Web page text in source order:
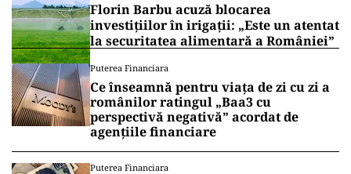
Florin Barbu acuză blocarea
investițiilor în irigații: „Este un atentat
la securitatea alimentară a României”
Puterea Financiara
Ce înseamnă pentru viața de zi cu zi a
românilor ratingul „Baa3 cu
perspectivă negativă” acordat de
agențiile financiare
Puterea Financiara